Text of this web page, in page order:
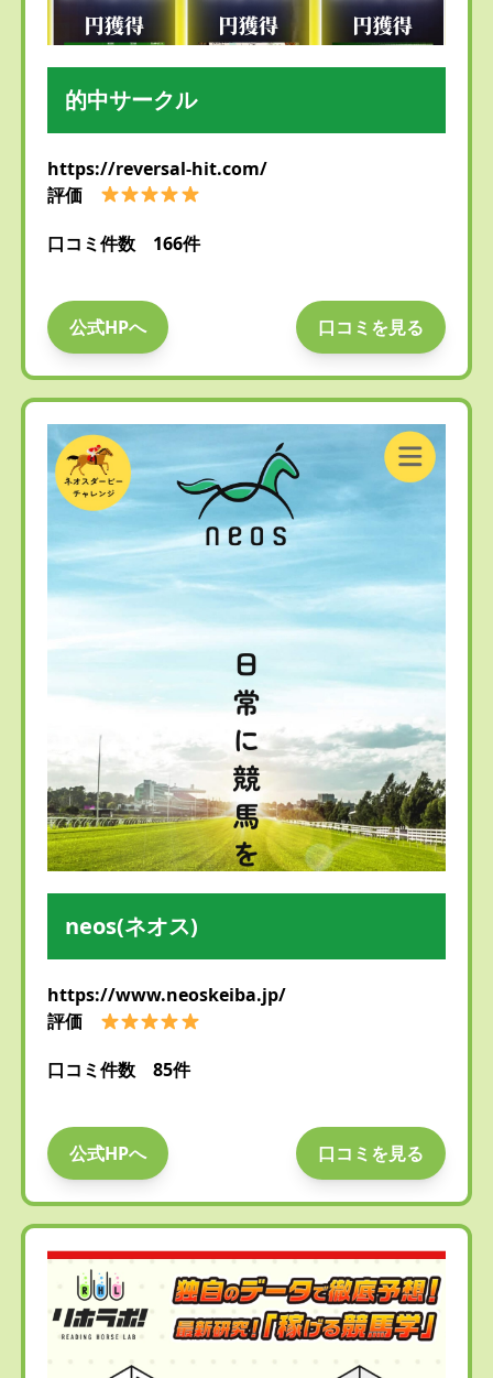
的中サークル
https://reversal-hit.com/
評価
口コミ件数 166件
公式HPへ 口コミを見る
neos(ネオス)
https://www.neoskeiba.jp/
評価
口コミ件数 85件
公式HPへ 口コミを見る